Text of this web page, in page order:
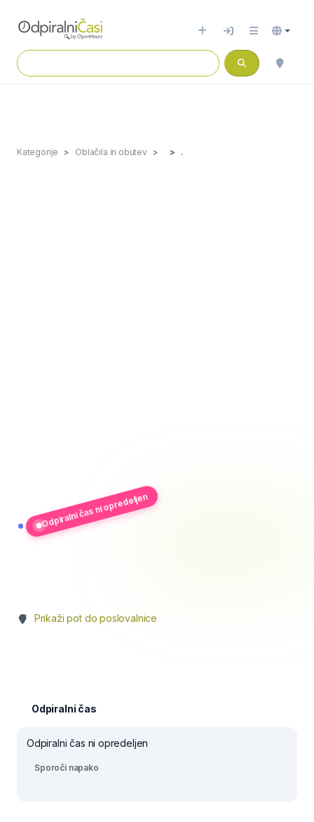
Kategorije Oblačila in obutev .
. Odpiralni čas ni opredeljen
Prikaži pot do poslovalnice
Odpiralni čas
Odpiralni čas ni opredeljen
Sporoči napako